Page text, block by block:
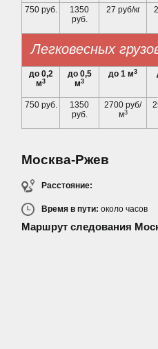
750 руб.
1350
руб.
27 руб/кг
Легковесных
до 0,2
м3
до 0,5
м3
до 1 м3
750 руб.
1350
руб.
2700 руб/
м3
Москва-Ржев
Расстояние:
Время в пути: около часов
Маршрут следования